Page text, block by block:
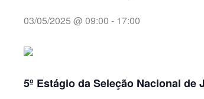
03/05/2025 @ 09:00 - 17:00
5º Estágio da Seleção Nacional